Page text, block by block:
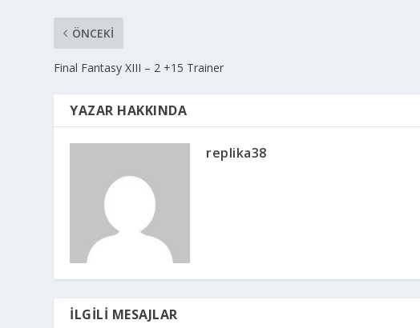
ÖNCEKI
Final Fantasy XIII – 2 +15 Trainer
YAZAR HAKKINDA
replika38
İLGILI MESAJLAR